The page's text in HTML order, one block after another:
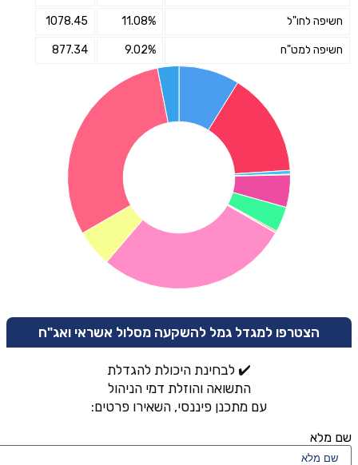
חשיפה לחו"ל 11.08%
1078.45
חשיפה למט"ח 9.02%
877.34
הצטרפו למגדל גמל להשקעה מסלול אשראי ואג"ח
✔️ לבחינת היכולת להגדלת
התשואה והוזלת דמי הניהול
עם מתכנן פיננסי, השאירו פרטים:
שם מלא